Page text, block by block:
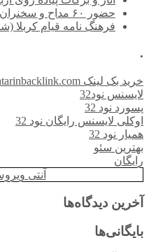
حضور ۶۰ مداح و سخنران سرشناس در اربعین امسال
فرهنگ نامه قیام کربلا
.
خرید بک لینک behtarinbacklink.com
لایسنس نود32
پسورد نود 32
اوکلی لایسنس رایگان نود 32
همیار نود 32
بهترین سئو
رایگان
آنتی
آخرین دیدگاه‌ها
بایگانی‌ها